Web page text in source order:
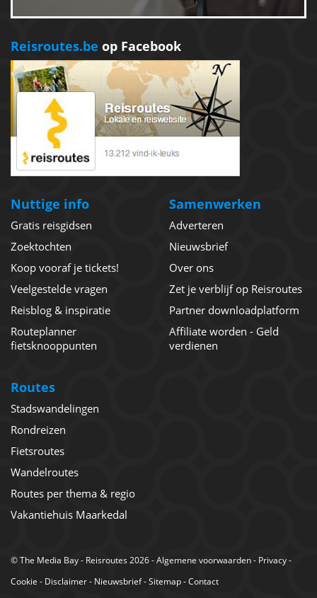
Reisroutes.be op Facebook
Nuttige info
Gratis reisgidsen
Zoektochten
Koop vooraf je tickets!
Veelgestelde vragen
Reisblog & inspiratie
Routeplanner
fietsknooppunten
Samenwerken
Adverteren
Nieuwsbrief
Over ons
Zet je verblijf op Reisroutes
Partner downloadplatform
Affiliate worden - Geld
verdienen
Routes
Stadswandelingen
Rondreizen
Fietsroutes
Wandelroutes
Routes per thema & regio
Vakantiehuis Maarkedal
©The Media Bay- Reisroutes 2026 -Algemene voorwaarden- Privacy-
Cookie - Disclaimer- Nieuwsbrief-Sitemap-Contact